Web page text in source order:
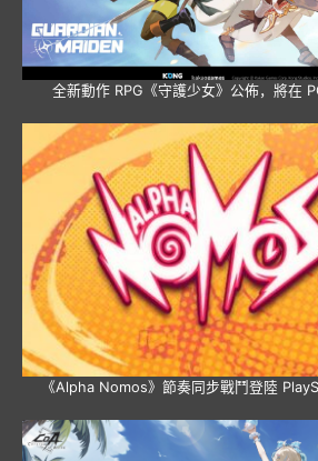
全新動作 RPG《守護少女》公佈，將在
《Alpha Nomos》節奏同步戰鬥登陸